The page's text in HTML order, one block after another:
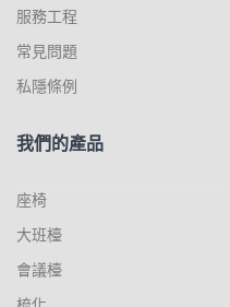
服務工程
常見問題
私隱條例
我們的產品
座椅
大班檯
會議檯